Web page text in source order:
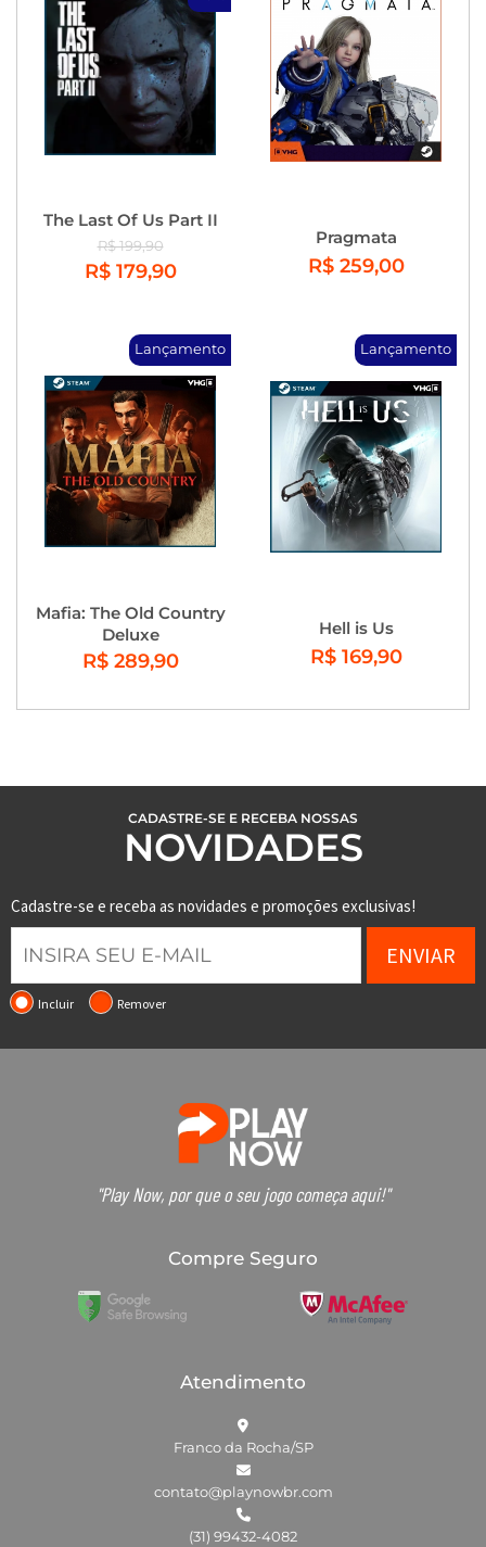
The Last Of Us Part II
R$ 199,90
R$ 179,90
Pragmata
R$ 259,00
Lançamento
Mafia: The Old Country
Deluxe
R$ 289,90
Lançamento
Hell is Us
R$ 169,90
CADASTRE-SE E RECEBA NOSSAS
NOVIDADES
Cadastre-se e receba as novidades e promoções exclusivas!
ENVIAR
Incluir Remover
"Play Now, por que o seu jogo começa aqui!"
Compre Seguro
Atendimento
Franco da Rocha/SP
contato@playnowbr.com
(31) 99432-4082